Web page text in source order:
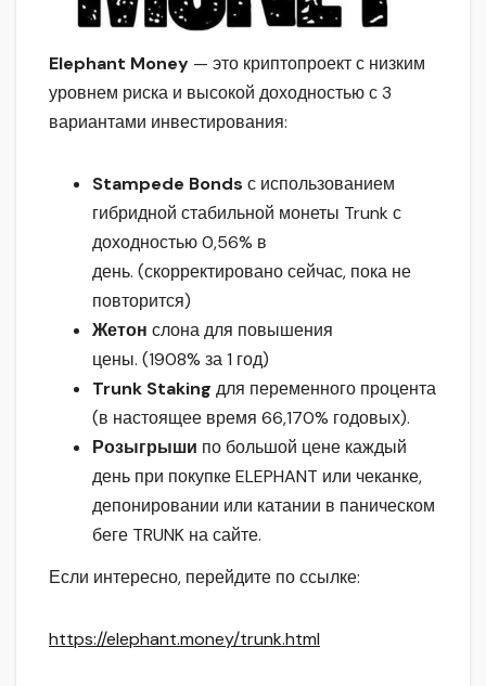
Elephant Money — это криптопроект с низким
уровнем риска и высокой доходностью с 3
вариантами инвестирования:
Stampede Bonds с использованием
гибридной стабильной монеты Trunk с
доходностью 0,56% в
день. (скорректировано сейчас, пока не
повторится)
Жетон слона для повышения
цены. (1908% за 1 год)
Trunk Staking для переменного процента
(в настоящее время 66,170% годовых).
Розыгрыши по большой цене каждый
день при покупке ELEPHANT или чеканке,
депонировании или катании в паническом
беге TRUNK на сайте.
Если интересно, перейдите по ссылке:
https://elephant.money/trunk.html